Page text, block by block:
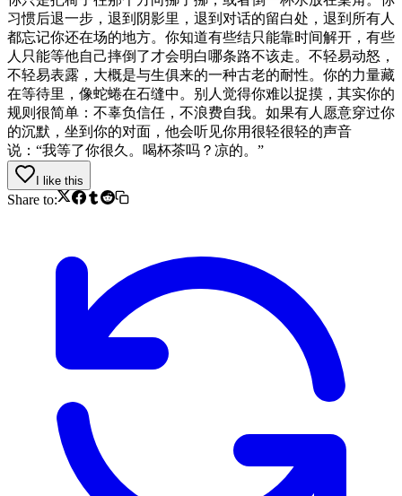
习惯后退一步，退到阴影里，退到对话的留白处，退到所有人
都忘记你还在场的地方。你知道有些结只能靠时间解开，有些
人只能等他自己摔倒了才会明白哪条路不该走。不轻易动怒，
不轻易表露，大概是与生俱来的一种古老的耐性。你的力量藏
在等待里，像蛇蜷在石缝中。别人觉得你难以捉摸，其实你的
规则很简单：不辜负信任，不浪费自我。如果有人愿意穿过你
的沉默，坐到你的对面，他会听见你用很轻很轻的声音
说：“我等了你很久。喝杯茶吗？凉的。”
I like this
Share to: